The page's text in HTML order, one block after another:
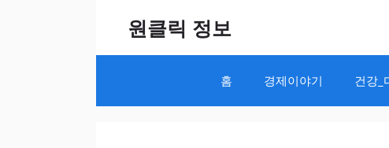
원클릭 정보
홈 경제이야기 건강_